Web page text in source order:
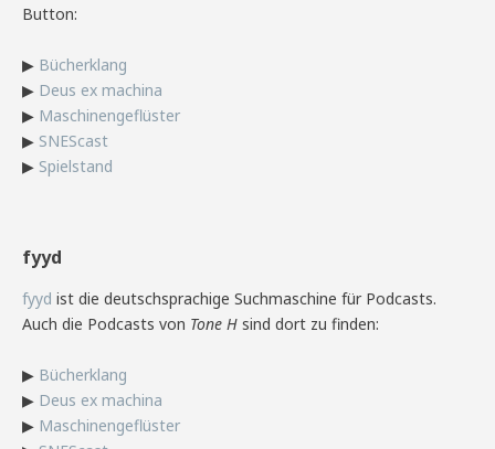
Button:
▶ Bücherklang
▶ Deus ex machina
▶ Maschinengeflüster
▶ SNEScast
▶ Spielstand
fyyd
fyyd ist die deutschsprachige Suchmaschine für Podcasts.
Auch die Podcasts von Tone H sind dort zu finden:
▶ Bücherklang
▶ Deus ex machina
▶ Maschinengeflüster